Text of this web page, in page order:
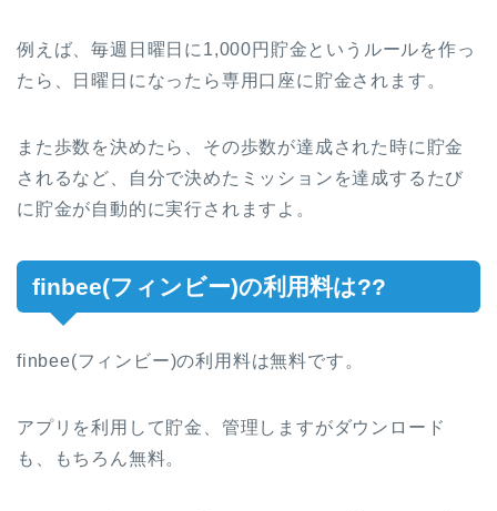
例えば、毎週日曜日に1,000円貯金というルールを作っ
たら、日曜日になったら専用口座に貯金されます。
また歩数を決めたら、その歩数が達成された時に貯金
されるなど、自分で決めたミッションを達成するたび
に貯金が自動的に実行されますよ。
finbee(フィンビー)の利用料は??
finbee(フィンビー)の利用料は無料です。
アプリを利用して貯金、管理しますがダウンロード
も、もちろん無料。